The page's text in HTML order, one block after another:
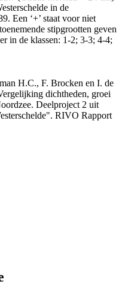
in de
Een ‘+’ staat voor niet
stipgrootten geven
in de klassen: 1-2; 3-3; 4-4;
H.C., F. Brocken en I. de
dichtheden, groei
Deelproject 2 uit
RIVO Rapport